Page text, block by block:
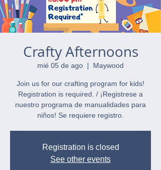
Crafty Afternoons
mié 05 de ago
  |
Maywood
Join us for our crafting program for kids!
Registration is required. / ¡Registrese a
nuestro programa de manualidades para
niños! Se requiere registro.
Registration is closed
See other events